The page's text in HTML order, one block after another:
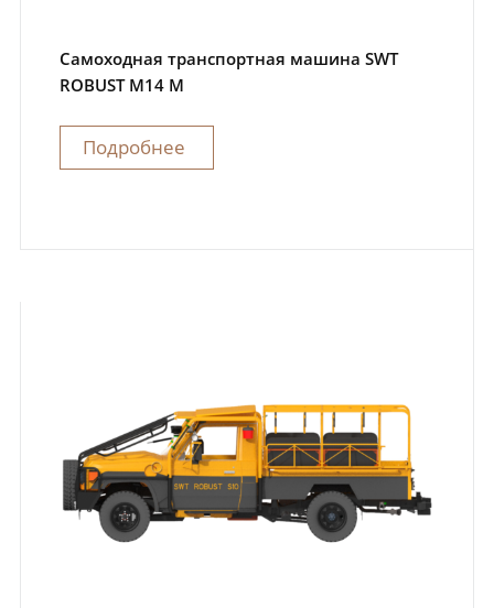
Самоходная транспортная машина SWT
ROBUST M14 M
Подробнее